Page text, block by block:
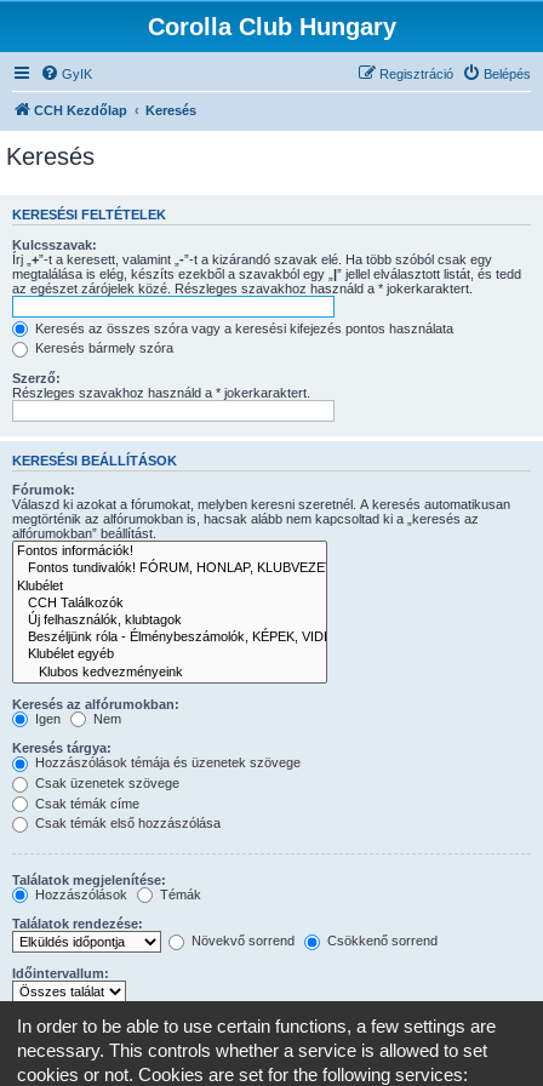
Corolla Club Hungary
GyIK Belépés
Regisztráció
CCH Kezdőlap Keresés
Keresés
KERESÉSI FELTÉTELEK
Kulcsszavak:
Írj „ +”-t a keresett, valamint „ -”-t a kizárandó szavak elé. Ha több szóból csak egy
megtalálása is elég, készíts ezekből a szavakból egy „ |” jellel elválasztott listát, és tedd
az egészet zárójelek közé. Részleges szavakhoz használd a * jokerkaraktert.
Keresés az összes szóra vagy a keresési kifejezés pontos használata
Keresés bármely szóra
Szerző:
Részleges szavakhoz használd a * jokerkaraktert.
KERESÉSI BEÁLLÍTÁSOK
Fórumok:
Válaszd ki azokat a fórumokat, melyben keresni szeretnél. A keresés automatikusan
megtörténik az alfórumokban is, hacsak alább nem kapcsoltad ki a „keresés az
alfórumokban” beállítást.
Keresés az alfórumokban:
Igen
Nem
Keresés tárgya:
Hozzászólások témája és üzenetek szövege
Csak üzenetek szövege
Csak témák címe
Csak témák első hozzászólása
Találatok megjelenítése:
Hozzászólások
Témák
Találatok rendezése:
Növekvő sorrend
Csökkenő sorrend
Időintervallum:
Hozzászólások első:
karakterének megjelenítése
In order to be able to use certain functions, a few settings are
necessary. This controls whether a service is allowed to set
cookies or not. Cookies are set for the following services: